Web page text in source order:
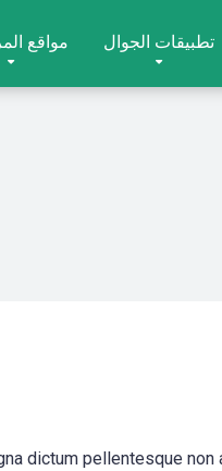
مواقع تطبيقات الجوال
dictum pellentesque